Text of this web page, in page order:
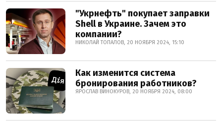
"Укрнефть" покупает заправки
Shell в Украине. Зачем это
компании?
НИКОЛАЙ ТОПАЛОВ, 20 НОЯБРЯ 2024, 15:10
Как изменится система
бронирования работников?
ЯРОСЛАВ ВИНОКУРОВ, 20 НОЯБРЯ 2024, 08:00